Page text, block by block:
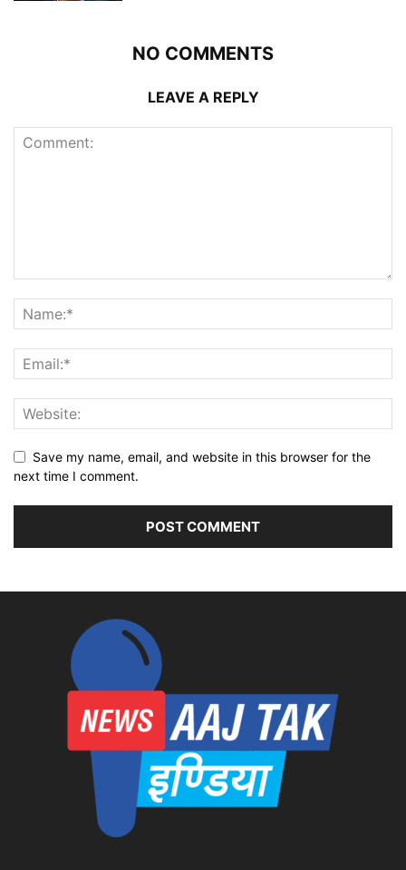
NO COMMENTS
LEAVE A REPLY
Save my name, email, and website in this browser for the
next time I comment.